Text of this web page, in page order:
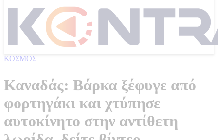
ΚΟΣΜΟΣ
Καναδάς: Βάρκα ξέφυγε από
φορτηγάκι και χτύπησε
αυτοκίνητο στην αντίθετη